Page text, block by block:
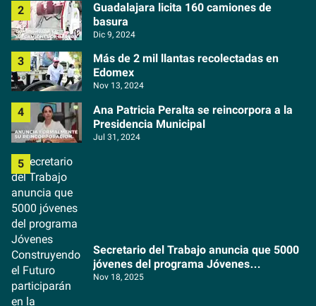
Guadalajara licita 160 camiones de
basura
Dic 9, 2024
Más de 2 mil llantas recolectadas en
Edomex
Nov 13, 2024
Ana Patricia Peralta se reincorpora a la
Presidencia Municipal
Jul 31, 2024
Secretario del Trabajo anuncia que 5000
jóvenes del programa Jóvenes
Construyendo el Futuro participarán en la
Nov 18, 2025